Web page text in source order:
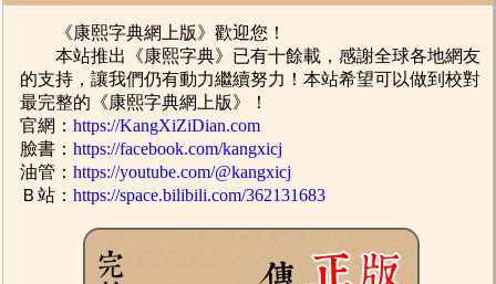
《康熙字典網上版》歡迎您！
本站推出《康熙字典》已有十餘載，感謝全球各地網友
的支持，讓我們仍有動力繼續努力！本站希望可以做到校對
最完整的《康熙字典網上版》！
官網：https://KangXiZiDian.com
臉書：https://facebook.com/kangxicj
油管：https://youtube.com/@kangxicj
Ｂ站：https://space.bilibili.com/362131683